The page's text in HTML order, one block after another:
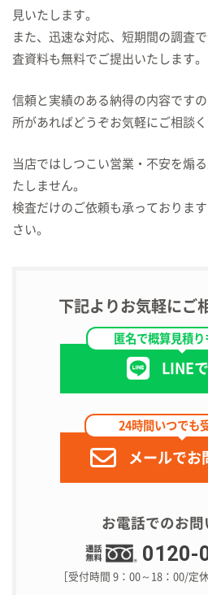
見いたします。
また、迅速な対応、短期間の調査
査資料も無料でご提出いたします。
信頼と実績のある納得の内容です
所があればどうぞお気軽にご相談く
当店ではしつこい営業・不安を煽
たしません。
検査だけのご依頼も承っておりま
さい。
下記よりお気軽にご
匿名で概算見積り
LINE
24時間いつでも
メールでお
お電話でのお問
0120-
［受付時間 9：00～18：00/定